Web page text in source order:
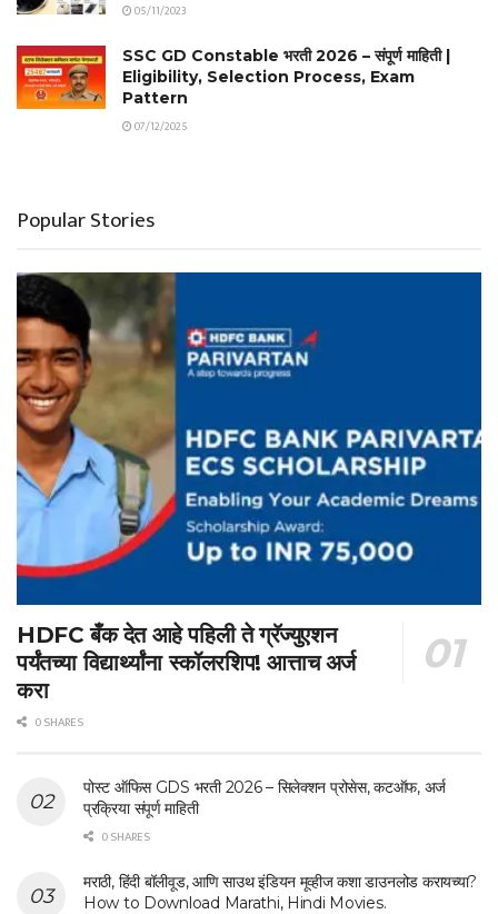
05/11/2023
SSC GD Constable भरती 2026 – संपूर्ण माहिती |
Eligibility, Selection Process, Exam
Pattern
07/12/2025
Popular Stories
HDFC बँक देत आहे पहिली ते ग्रॅज्युएशन
पर्यंतच्या विद्यार्थ्यांना स्कॉलरशिप! आत्ताच अर्ज
करा
0 SHARES
पोस्ट ऑफिस GDS भरती 2026 – सिलेक्शन प्रोसेस, कटऑफ, अर्ज
प्रक्रिया संपूर्ण माहिती
0 SHARES
मराठी, हिंदी बॉलीवूड, आणि साउथ इंडियन मूव्हीज कशा डाउनलोड करायच्या?
How to Download Marathi, Hindi Movies.